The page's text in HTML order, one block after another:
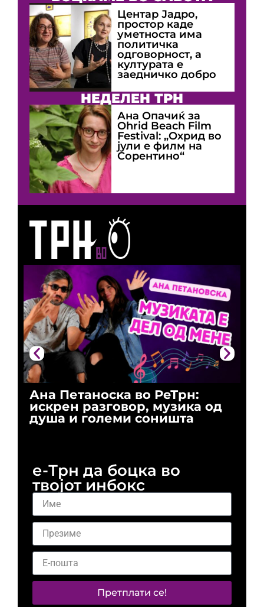
Ана Петаноска во РеТрн:
искрен разговор, музика од
душа и големи соништа
Центар Јадро,
простор каде
уметноста има
политичка
одговорност, а
културата е
заедничко добро
НЕДЕЛЕН ТРН
Ана Опачиќ за
Оhrid Beach Film
Festival: „Охрид во
јули е филм на
Сорентино“
е-Трн да боцка во
твојот инбокс
Претплати се!